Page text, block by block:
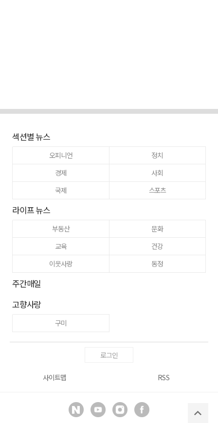
섹션별 뉴스
오피니언
정치
경제
사회
국제
스포츠
라이프 뉴스
부동산
문화
교육
건강
이웃사랑
동정
주간매일
고향사랑
구미
로그인
사이트맵 RSS